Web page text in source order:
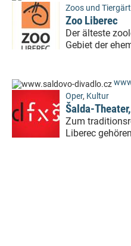
Zoos und
Zoo Liberec
Der älteste
Gebiet der
Oper, Kultur
Šalda-
Zum
Liberec